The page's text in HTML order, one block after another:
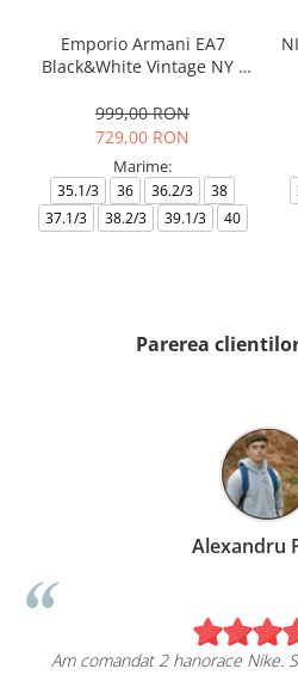
Emporio Armani EA7
Black&White Vintage NY -
999,00 RON
729,00 RON
Marime:
35.1/3 36 36.2/3
38
37.1/3
38.2/3 39.1/3 40
Parerea
Alexandru
Am comandat 2 hanorace Nike.